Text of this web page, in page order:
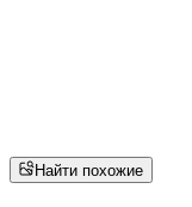
Найти похожие